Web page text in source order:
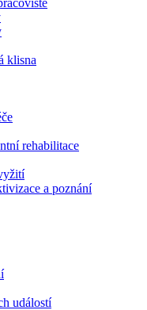
klisna
rehabilitace
a poznání
událostí